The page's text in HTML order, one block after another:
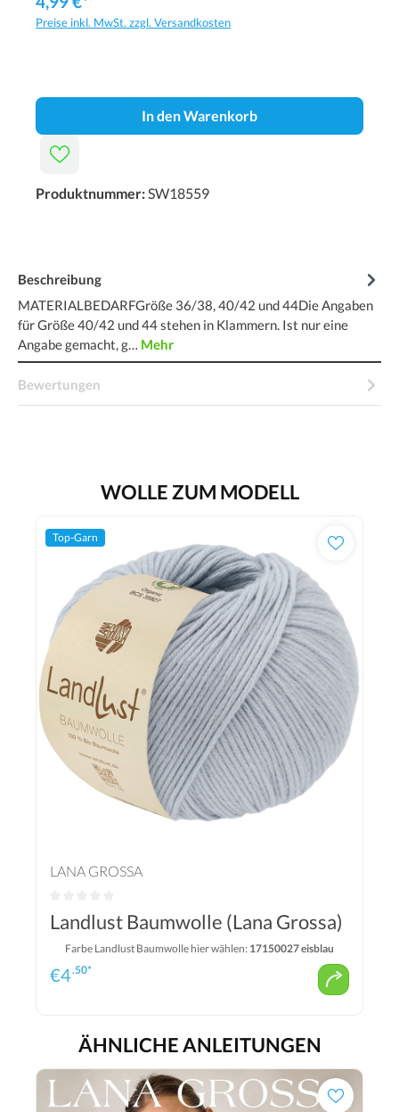
Preise inkl. MwSt. zzgl. Versandkosten
In den Warenkorb
Produktnummer:SW18559
Beschreibung
MATERIALBEDARFGröße 36/38, 40/42 und 44Die Angaben
für Größe 40/42 und 44 stehen in Klammern. Ist nur eine
Angabe gemacht, g… Mehr
Bewertungen
WOLLE ZUM MODELL
Top-Garn
LANA GROSSA
Landlust Baumwolle (Lana Grossa)
Farbe Landlust Baumwolle hier wählen: 17150027 eisblau
€4.50*
ÄHNLICHE ANLEITUNGEN